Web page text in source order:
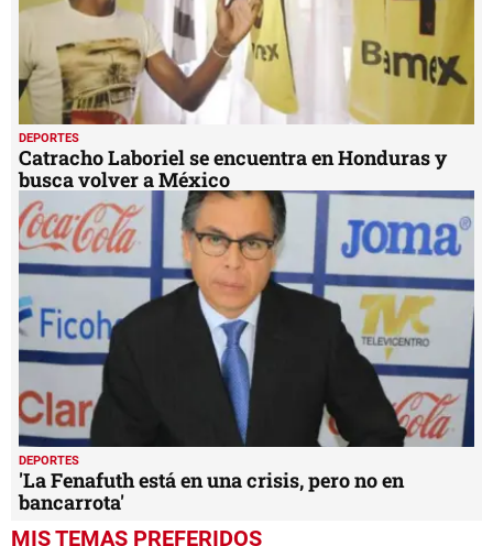
DEPORTES
Catracho Laboriel se encuentra en Honduras y
busca volver a México
DEPORTES
'La Fenafuth está en una crisis, pero no en
bancarrota'
MIS TEMAS PREFERIDOS